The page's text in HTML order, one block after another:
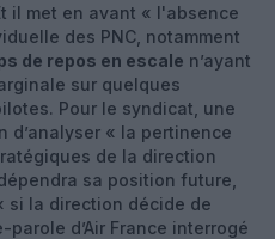
il met en avant « l'absence
des PNC, notamment
de repos en escale n’ayant
sur quelques
Pour le syndicat, une
d’analyser « la pertinence
de la direction
sa position future,
si la direction décide de
d’Air France interrogé